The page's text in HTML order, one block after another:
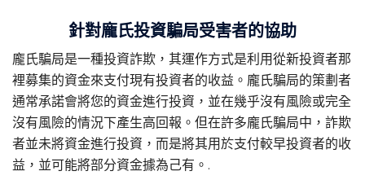
針對龐氏投資騙局受害者的協助
龐氏騙局是一種投資詐欺，其運作方式是利用從新投資者那
裡募集的資金來支付現有投資者的收益。龐氏騙局的策劃者
通常承諾會將您的資金進行投資，並在幾乎沒有風險或完全
沒有風險的情況下產生高回報。但在許多龐氏騙局中，詐欺
者並未將資金進行投資，而是將其用於支付較早投資者的收
益，並可能將部分資金據為己有。.